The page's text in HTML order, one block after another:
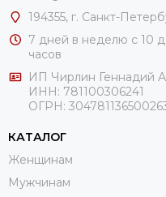
194355, г. Санкт-
7 дней в неделю с 10
часов
ИП Чирлин Геннадий
ИНН: 781100306241
ОГРН:
КАТАЛОГ
Женщинам
Мужчинам